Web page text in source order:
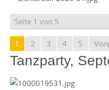
Seite 1 von 5
1 2 3 4 5
Tanzparty,